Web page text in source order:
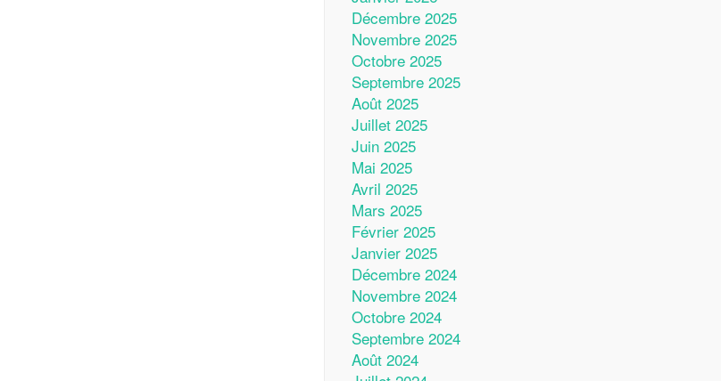
Décembre 2025
Novembre 2025
Octobre 2025
Septembre 2025
Août 2025
Juillet 2025
Juin 2025
Mai 2025
Avril 2025
Mars 2025
Février 2025
Janvier 2025
Décembre 2024
Novembre 2024
Octobre 2024
Septembre 2024
Août 2024